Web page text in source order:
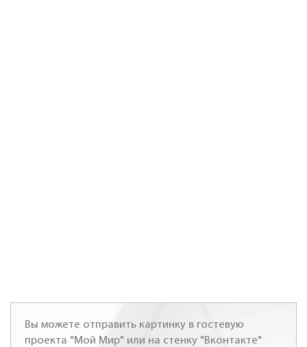
Вы можете отправить картинку в гостевую
проекта "Мой Мир" или на стенку "Вконтакте"